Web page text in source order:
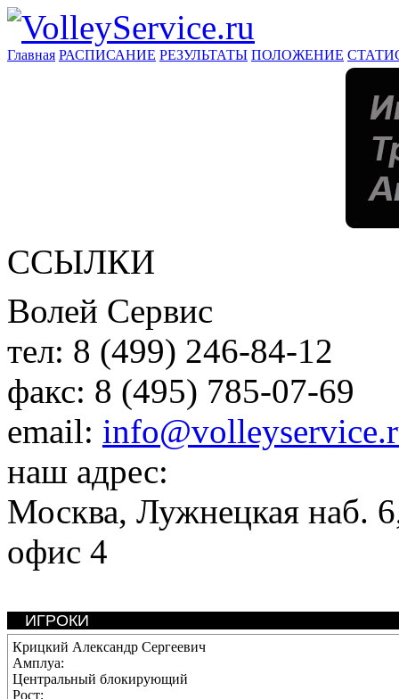
Главная РАСПИСАНИЕ РЕЗУЛЬТАТЫ ПОЛОЖЕНИЕ
ССЫЛКИ
Волей Сервис
тел: 8 (499) 246-84-12
факс: 8 (495) 785-07-69
email:
наш адрес:
Москва, Лужнецкая наб.
офис 4
ИГРОКИ
Крицкий Александр Сергеевич
Амплуа:
Центральный блокирующий
Рост: